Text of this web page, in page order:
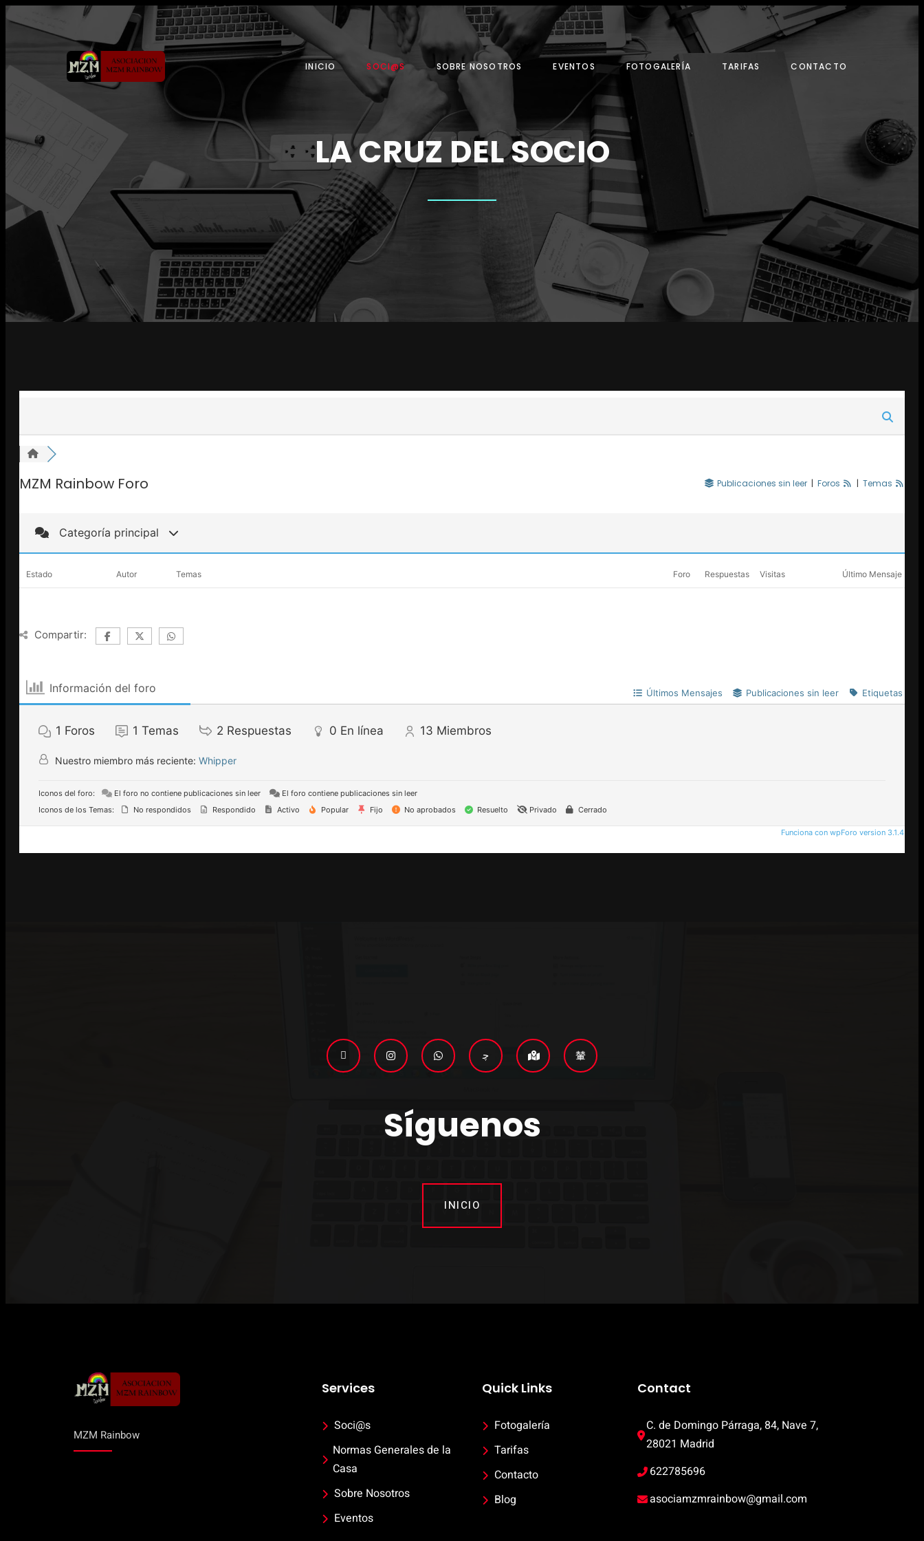
INICIO SOCI@S SOBRE NOSOTROS EVENTOS FOTOGALERÍA TARIFAS CONTACTO
LA CRUZ DEL SOCIO
MZM Rainbow Foro Publicaciones sin leer | Foros | Temas
Categoría principal
Estado Autor Temas Foro Respuestas Visitas Último Mensaje
Compartir:
Información del foro Últimos Mensajes Publicaciones sin leer Etiquetas
1 Foros 1 Temas 2 Respuestas 0 En línea 13 Miembros
Nuestro miembro más reciente: Whipper
Iconos del foro: El foro no contiene publicaciones sin leer
El foro contiene publicaciones sin leer
Iconos de los Temas:
No respondidos Respondido Activo Popular Fijo No aprobados Resuelto Privado Cerrado
Funciona con wpForo version 3.1.4
Síguenos
INICIO
MZM Rainbow
Services
Soci@s
Normas Generales de la
Casa
Sobre Nosotros
Eventos
Quick Links
Fotogalería
Tarifas
Contacto
Blog
Contact
C. de Domingo Párraga, 84, Nave 7,
28021 Madrid
622785696
asociamzmrainbow@gmail.com